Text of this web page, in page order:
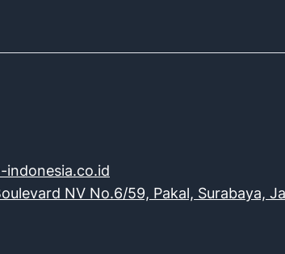
indonesia.co.id
NV No.6/59, Pakal, Surabaya,